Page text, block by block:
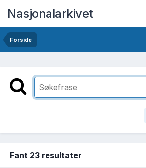
Nasjonalarkivet
Forside
Fant 23 resultater